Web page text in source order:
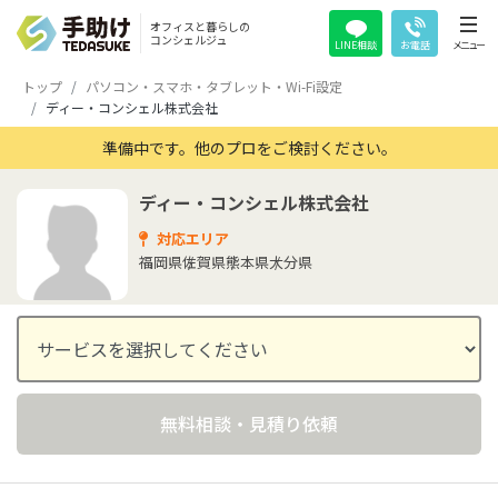
オフィスと暮らしの
コンシェルジュ
LINE相談 お電話 メニュー
トップ
パソコン・スマホ・タブレット・Wi-Fi設定
ディー・コンシェル株式会社
準備中です。他のプロをご検討ください。
ディー・コンシェル株式会社
対応エリア
福岡県佐賀県熊本県大分県
無料相談・見積り依頼